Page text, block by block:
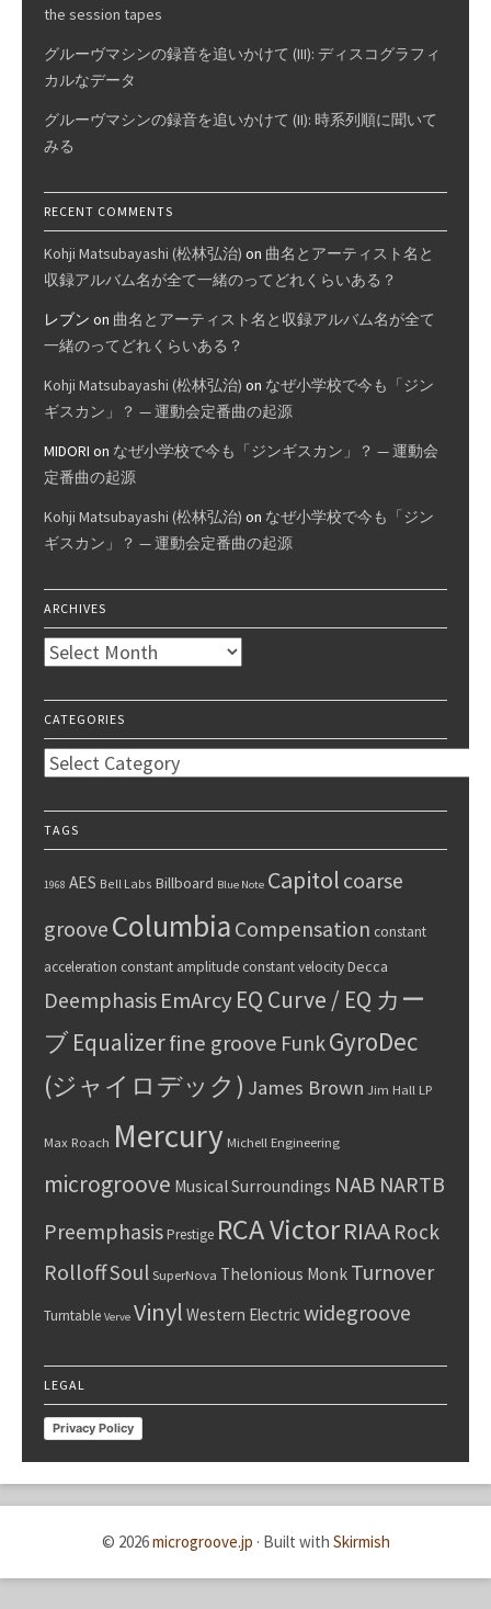
the session tapes
グルーヴマシンの録音を追いかけて (III): ディスコグラフィ
カルなデータ
グルーヴマシンの録音を追いかけて (II): 時系列順に聞いて
みる
RECENT COMMENTS
Kohji Matsubayashi (松林弘治) on 曲名とアーティスト名と
収録アルバム名が全て一緒のってどれくらいある？
レブン on 曲名とアーティスト名と収録アルバム名が全て
一緒のってどれくらいある？
Kohji Matsubayashi (松林弘治) on なぜ小学校で今も「ジン
ギスカン」？ — 運動会定番曲の起源
MIDORI on なぜ小学校で今も「ジンギスカン」？ — 運動会
定番曲の起源
Kohji Matsubayashi (松林弘治) on なぜ小学校で今も「ジン
ギスカン」？ — 運動会定番曲の起源
ARCHIVES
Archives
CATEGORIES
Categories
TAGS
1968 AES Bell Labs Billboard Blue Note Capitol coarse
groove Columbia Compensation constant
acceleration constant amplitude constant velocityDecca
Deemphasis EmArcyEQ Curve / EQ カー
ブEqualizerfine groove FunkGyroDec
(ジャイロデック) James Brown Jim Hall LP
Max Roach Mercury Michell Engineering
microgroove Musical Surroundings NAB NARTB
PreemphasisPrestige RCA VictorRIAA Rock
RolloffSoul SuperNova Thelonious Monk Turnover
Turntable Verve Vinyl Western Electricwidegroove
LEGAL
Privacy Policy
© 2026microgroove.jp · Built with Skirmish